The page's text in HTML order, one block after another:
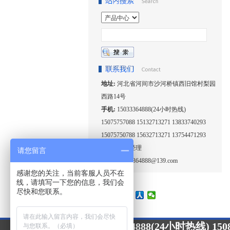
地址: 河北省河间市沙河桥镇西旧馆村梨园
西路14号
手机: 15033364888(24小时热线)
15075757088 15132713271 13833740293
15075750788 15632713271 13754471293
王经理
邮箱:15033364888@139.com
24小时咨询热线： 15033364888(24小时热线)
请您留言
感谢您的关注，当前客服人员不在
线，请填写一下您的信息，我们会
尽快和您联系。